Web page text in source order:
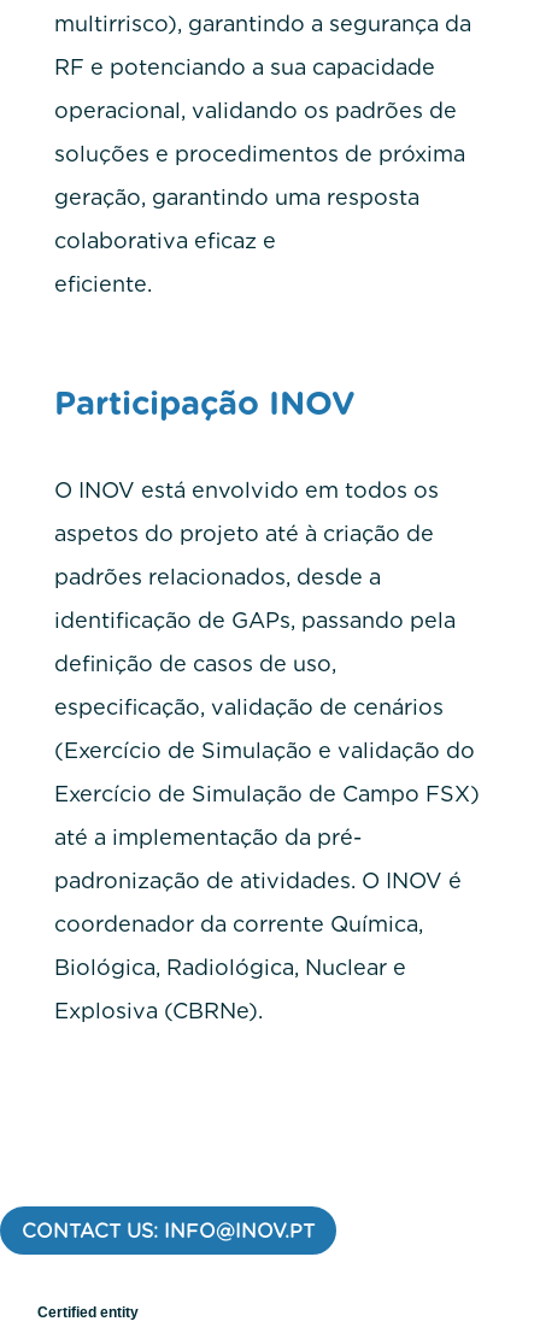
multirrisco), garantindo a segurança da
RF e potenciando a sua capacidade
operacional, validando os padrões de
soluções e procedimentos de próxima
geração, garantindo uma resposta
colaborativa eficaz e
eficiente.
Participação INOV
O INOV está envolvido em todos os
aspetos do projeto até à criação de
padrões relacionados, desde a
identificação de GAPs, passando pela
definição de casos de uso,
especificação, validação de cenários
(Exercício de Simulação e validação do
Exercício de Simulação de Campo FSX)
até a implementação da pré-
padronização de atividades. O INOV é
coordenador da corrente Química,
Biológica, Radiológica, Nuclear e
Explosiva (CBRNe).
CONTACT US: INFO@INOV.PT
Certified entity